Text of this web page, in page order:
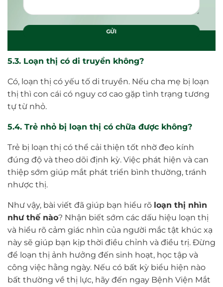
5.3. Loạn thị có di truyền không?
Có, loạn thị có yếu tố di truyền. Nếu cha mẹ bị loạn
thị thì con cái có nguy cơ cao gặp tình trạng tương
tự từ nhỏ.
5.4. Trẻ nhỏ bị loạn thị có chữa được không?
Trẻ bị loạn thị có thể cải thiện tốt nhờ đeo kính
đúng độ và theo dõi định kỳ. Việc phát hiện và can
thiệp sớm giúp mắt phát triển bình thường, tránh
nhược thị.
Như vậy, bài viết đã giúp bạn hiểu rõ loạn thị nhìn
như thế nào? Nhận biết sớm các dấu hiệu loạn thị
và hiểu rõ cảm giác nhìn của người mắc tật khúc xạ
này sẽ giúp bạn kịp thời điều chỉnh và điều trị. Đừng
để loạn thị ảnh hưởng đến sinh hoạt, học tập và
công việc hằng ngày. Nếu có bất kỳ biểu hiện nào
bất thường về thị lực, hãy đến ngay Bệnh Viện Mắt